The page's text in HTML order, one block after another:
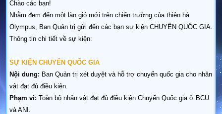
Chào các bạn!
Nhằm đem đến một làn gió mới trên chiến trường của thiên hà
Olympus, Ban Quản trị gửi đến các bạn sự kiện CHUYỂN QUỐC GIA.
Thông tin chi tiết về sự kiện:
SỰ KIỆN CHUYỂN QUỐC GIA
Nội dung: Ban Quản trị xét duyệt và hỗ trợ chuyển quốc gia cho nhân
vật đạt đủ điều kiện.
Phạm vi: Toàn bộ nhân vật đạt đủ điều kiện Chuyển Quốc gia ở BCU
và ANI.